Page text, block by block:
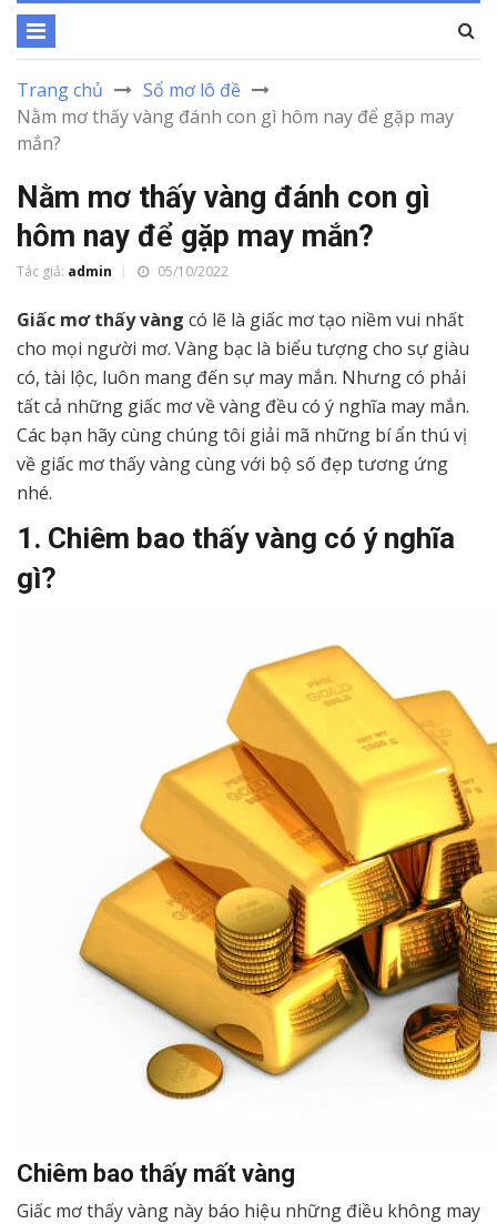
Trang chủ
Sổ mơ lô đề
Nằm mơ thấy vàng đánh con gì hôm nay để gặp may
mắn?
Nằm mơ thấy vàng đánh con gì
hôm nay để gặp may mắn?
Tác giả: admin 05/10/2022
Giấc mơ thấy vàng có lẽ là giấc mơ tạo niềm vui nhất
cho mọi người mơ. Vàng bạc là biểu tượng cho sự giàu
có, tài lộc, luôn mang đến sự may mắn. Nhưng có phải
tất cả những giấc mơ về vàng đều có ý nghĩa may mắn.
Các bạn hãy cùng chúng tôi giải mã những bí ẩn thú vị
về giấc mơ thấy vàng cùng với bộ số đẹp tương ứng
nhé.
1. Chiêm bao thấy vàng có ý nghĩa
gì?
Chiêm bao thấy mất vàng
Giấc mơ thấy vàng này báo hiệu những điều không may